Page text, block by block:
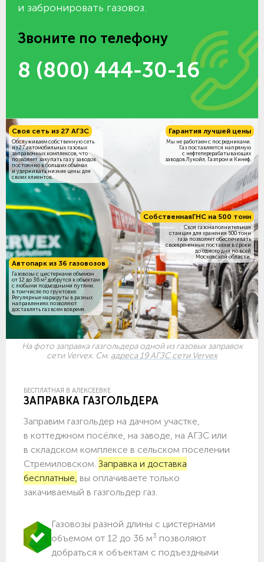
и забронировать газовоз.
Звоните по телефону
8 (800) 444-30-16
СобственнаяГНС на 500 тонн
Своя газонаполнительная
станция для хранения 500 тонн
газа позволяет обеспечивать
своевременные поставки в сроки
до одного дня по всей
Московской области.
Своя сеть из 27 АГЗС
Обслуживаем собственную сеть
из 27 автомобильных газовых
заправочных комплексов, что
позволяет закупать газ у заводов
постоянно в больших объёмах
и удерживать низкие цены для
своих клиентов.
Гарантия лучшей цены
Мы не работаем с посредниками.
Газ поставляется напрямую
с нефтеперерабатывающих
заводов Лукойл, Газпром и Кинеф.
Автопарк из 36 газовозов
Газовозы с цистернами объемом
от 12 до 36 м3 добрутся к объектам
c любыми подъездными путями,
в том числе по грунтовке.
Регулярные маршруты в разных
направлениях позволяют
доставлять газ всем вовремя.
На фото заправка газгольдера одной из газовых заправок
сети Vervex. См. адреса 19 АГЗС сети Vervex
БЕСПЛАТНАЯ В АЛЕКСЕЕВКЕ
ЗАПРАВКА ГАЗГОЛЬДЕРА
Заправим газгольдер на дачном участке,
в коттеджном посёлке, на заводе, на АГЗС или
в складском комплексе в сельском поселении
Стремиловском. Заправка и доставка
бесплатные, вы оплачиваете только
закачиваемый в газгольдер газ.
Газовозы разной длины с цистернами
объемом от 12 до 36 м3 позволяют
добраться к объектам c подъездными